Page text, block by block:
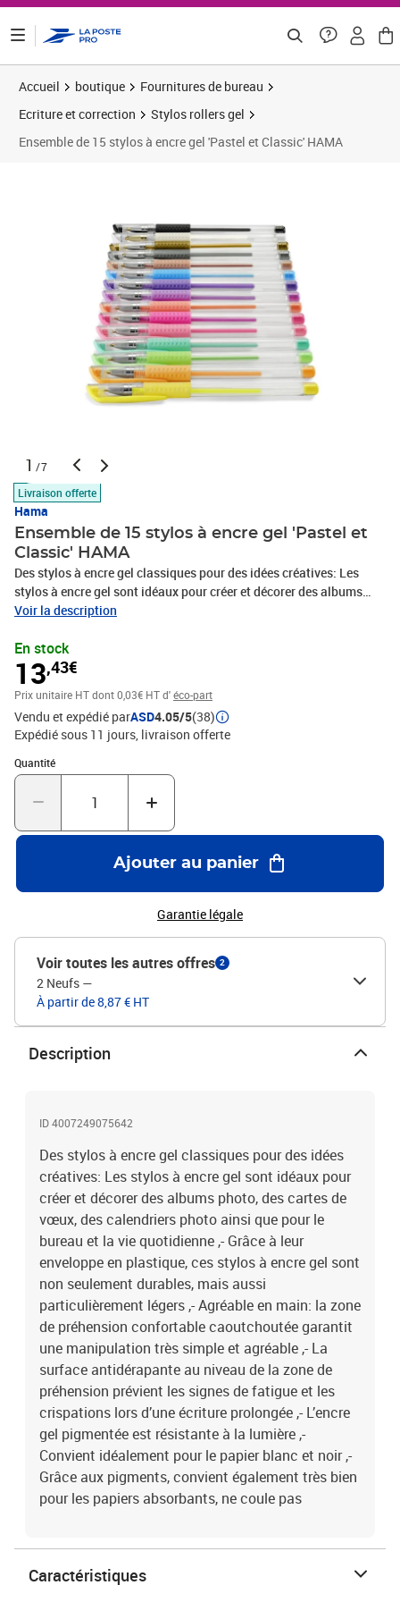
Accueil boutique
Fournitures de bureau
Ecriture et correction
Stylos rollers gel
Ensemble de 15 stylos à encre gel 'Pastel et Classic' HAMA
1 /7
Livraison offerte
Hama
Ensemble de 15 stylos à encre gel 'Pastel et
Classic' HAMA
Des stylos à encre gel classiques pour des idées créatives: Les
stylos à encre gel sont idéaux pour créer et décorer des albums
photo, des cartes de vœux, des calendriers photo ainsi que pour le
ces stylos à encre gel sont non seulement durables, mais aussi
particulièrement légers ,- Agréable en main: la zone de préhension
confortable caoutchoutée garantit une manipulation très simple
et agréable ,- La surface antidérapante au niveau de la zone de
préhension prévient les signes de fatigue et les crispations lors
d’une écriture prolongée ,- L’encre gel pigmentée est résistante à la
lumière ,- Convient idéalement pour le papier blanc et noir ,- Grâce
aux pigments, convient également très bien pour les papiers
absorbants, ne coule pas
Voir la description
En stock
13,43€
Prix unitaire HTdont 0,03€ HT d'éco-part
Vendu et expédié parASD4.05/5(38)
Expédié sous 11 jours livraison offerte
Quantité
Quantité : 1
Ajouter au panier
Garantie légale
Voir toutes les autres offres 2
2 Neufs —
À partir de 8,87 € HT
Description
ID 4007249075642
Des stylos à encre gel classiques pour des idées
créatives: Les stylos à encre gel sont idéaux pour
créer et décorer des albums photo, des cartes de
vœux, des calendriers photo ainsi que pour le
bureau et la vie quotidienne ,- Grâce à leur
enveloppe en plastique, ces stylos à encre gel sont
non seulement durables, mais aussi
particulièrement légers ,- Agréable en main: la zone
de préhension confortable caoutchoutée garantit
une manipulation très simple et agréable ,- La
surface antidérapante au niveau de la zone de
préhension prévient les signes de fatigue et les
crispations lors d’une écriture prolongée ,- L’encre
gel pigmentée est résistante à la lumière ,-
Convient idéalement pour le papier blanc et noir ,-
Grâce aux pigments, convient également très bien
pour les papiers absorbants, ne coule pas
Caractéristiques